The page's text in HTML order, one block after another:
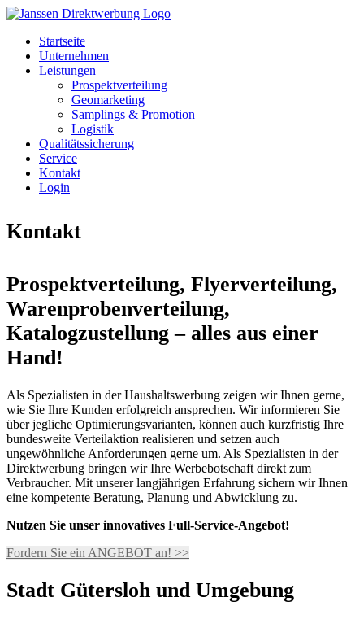
Startseite
Unternehmen
Leistungen
Prospektverteilung
Geomarketing
Samplings & Promotion
Logistik
Qualitätssicherung
Service
Kontakt
Login
Kontakt
Prospektverteilung, Flyerverteilung,
Warenprobenverteilung,
Katalogzustellung – alles aus einer
Hand!
Als Spezialisten in der Haushaltswerbung zeigen wir Ihnen gerne,
wie Sie Ihre Kunden erfolgreich ansprechen. Wir informieren Sie
über jegliche Optimierungsvarianten, können auch kurzfristig Ihre
bundesweite Verteilaktion realisieren und setzen auch
ungewöhnliche Anforderungen gerne um. Als Spezialisten in der
Direktwerbung bringen wir Ihre Werbebotschaft direkt zum
Verbraucher. Mit unserer langjährigen Erfahrung sichern wir Ihnen
eine kompetente Beratung, Planung und Abwicklung zu.
Nutzen Sie unser innovatives Full-Service-Angebot!
Fordern Sie ein ANGEBOT an! >>
Stadt Gütersloh und Umgebung